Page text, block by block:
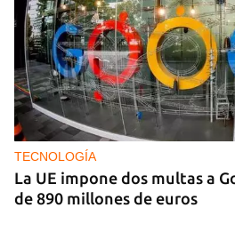
TECNOLOGÍA
La UE impone dos multas a
de 890 millones de euros